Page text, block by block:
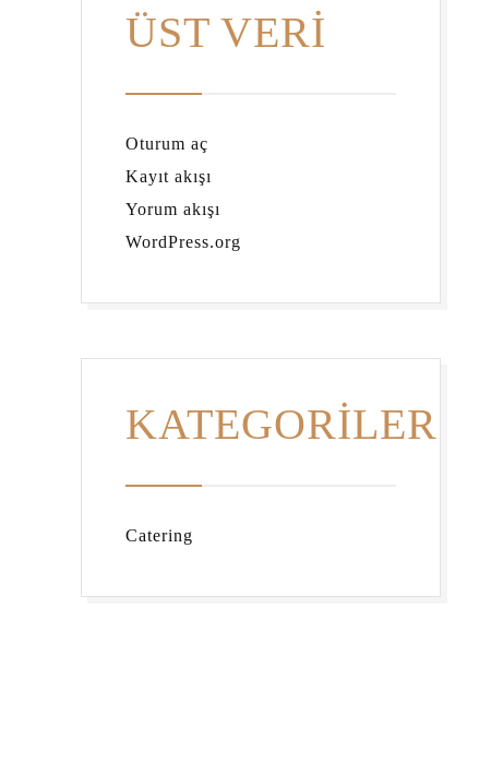
ÜST VERI
Oturum aç
Kayıt akışı
Yorum akışı
WordPress.org
KATEGORILER
Catering